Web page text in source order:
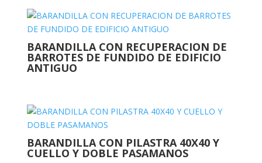
BARANDILLA CON RECUPERACION DE
BARROTES DE FUNDIDO DE EDIFICIO
ANTIGUO
BARANDILLA CON PILASTRA 40X40 Y
CUELLO Y DOBLE PASAMANOS